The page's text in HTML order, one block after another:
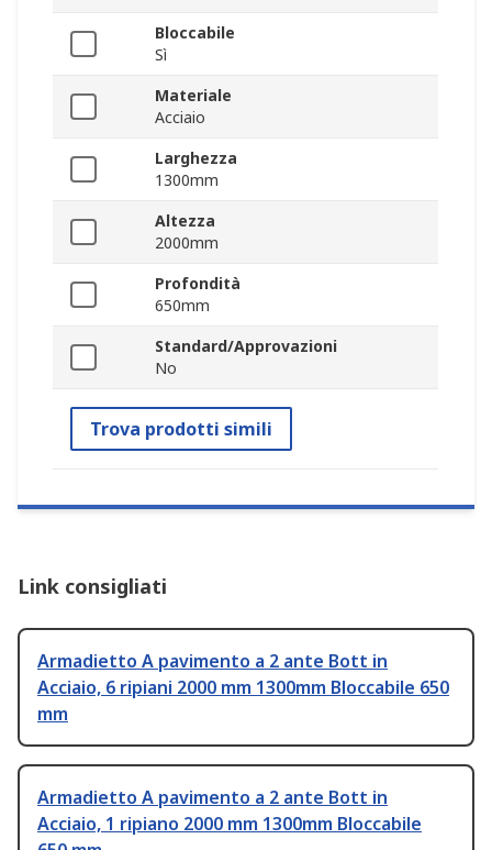
Bloccabile
Sì
Materiale
Acciaio
Larghezza
1300mm
Altezza
2000mm
Profondità
650mm
Standard/Approvazioni
No
Trova prodotti simili
Link consigliati
Armadietto A pavimento a 2 ante Bott in
Acciaio, 6 ripiani 2000 mm 1300mm Bloccabile 650
mm
Armadietto A pavimento a 2 ante Bott in
Acciaio, 1 ripiano 2000 mm 1300mm Bloccabile